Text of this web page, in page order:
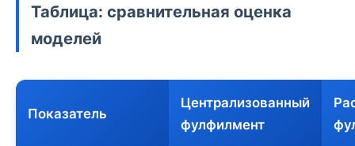
Таблица: сравнительная оценка
моделей
Показатель
Централизованный
фулфилмент